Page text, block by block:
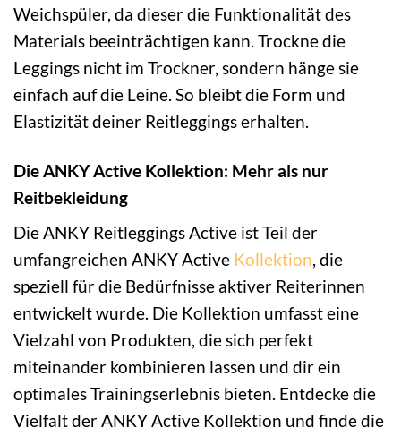
Weichspüler, da dieser die Funktionalität des
Materials beeinträchtigen kann. Trockne die
Leggings nicht im Trockner, sondern hänge sie
einfach auf die Leine. So bleibt die Form und
Elastizität deiner Reitleggings erhalten.
Die ANKY Active Kollektion: Mehr als nur
Reitbekleidung
Die ANKY Reitleggings Active ist Teil der
umfangreichen ANKY Active Kollektion, die
speziell für die Bedürfnisse aktiver Reiterinnen
entwickelt wurde. Die Kollektion umfasst eine
Vielzahl von Produkten, die sich perfekt
miteinander kombinieren lassen und dir ein
optimales Trainingserlebnis bieten. Entdecke die
Vielfalt der ANKY Active Kollektion und finde die